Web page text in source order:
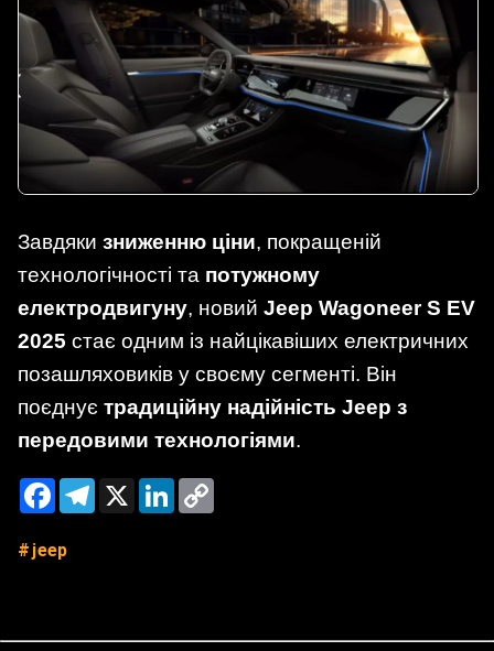
Завдяки зниженню ціни, покращеній
технологічності та потужному
електродвигуну, новий Jeep Wagoneer S EV
2025 стає одним із найцікавіших електричних
позашляховиків у своєму сегменті. Він
поєднує традиційну надійність Jeep з
передовими технологіями.
FacebookTelegram
X LinkedIn
jeep